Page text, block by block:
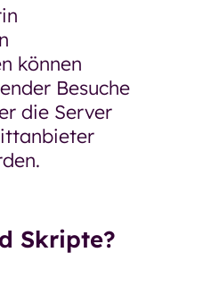
können
Besuche
die Server
Skripte?